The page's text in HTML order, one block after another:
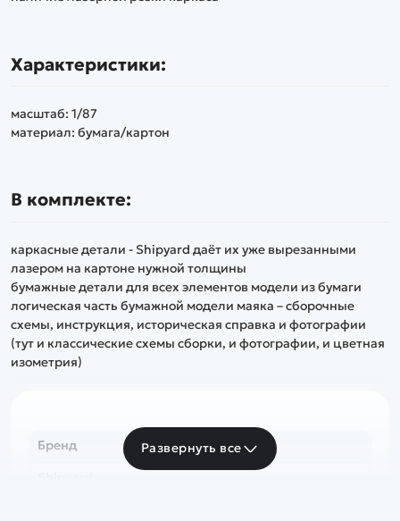
Характеристики:
масштаб: 1/87
материал: бумага/картон
В комплекте:
каркасные детали - Shipyard даёт их уже вырезанными
лазером на картоне нужной толщины
бумажные детали для всех элементов модели из бумаги
логическая часть бумажной модели маяка – сборочные
схемы, инструкция, историческая справка и фотографии
(тут и классические схемы сборки, и фотографии, и цветная
изометрия)
Бренд
Развернуть все